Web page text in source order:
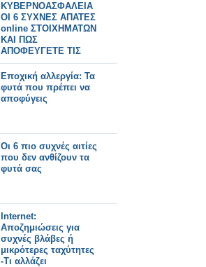
ΚΥΒΕΡΝΟΑΣΦΑΛΕΙΑ
ΟΙ 6 ΣΥΧΝΕΣ ΑΠΑΤΕΣ
online ΣΤΟΙΧΗΜΑΤΩΝ
ΚΑΙ ΠΩΣ
ΑΠΟΦΕΥΓΕΤΕ ΤΙΣ
ΠΑΓΙΔΕΣ
Εποχική αλλεργία: Τα
φυτά που πρέπει να
αποφύγεις
Οι 6 πιο συχνές αιτίες
που δεν ανθίζουν τα
φυτά σας
Internet:
Αποζημιώσεις για
συχνές βλάβες ή
μικρότερες ταχύτητες
-Τι αλλάζει